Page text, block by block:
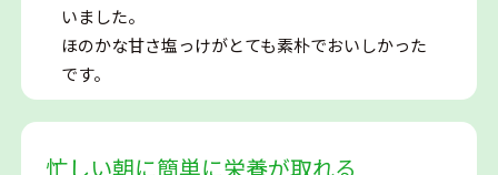
いました。
ほのかな甘さ塩っけがとても素朴でおいしかった
です。
忙しい朝に簡単に栄養が取れる